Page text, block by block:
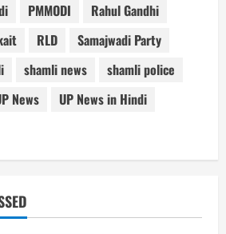
PMMODI
Rahul Gandhi
RLD
Samajwadi Party
shamli news
shamli police
News
UP News in Hindi